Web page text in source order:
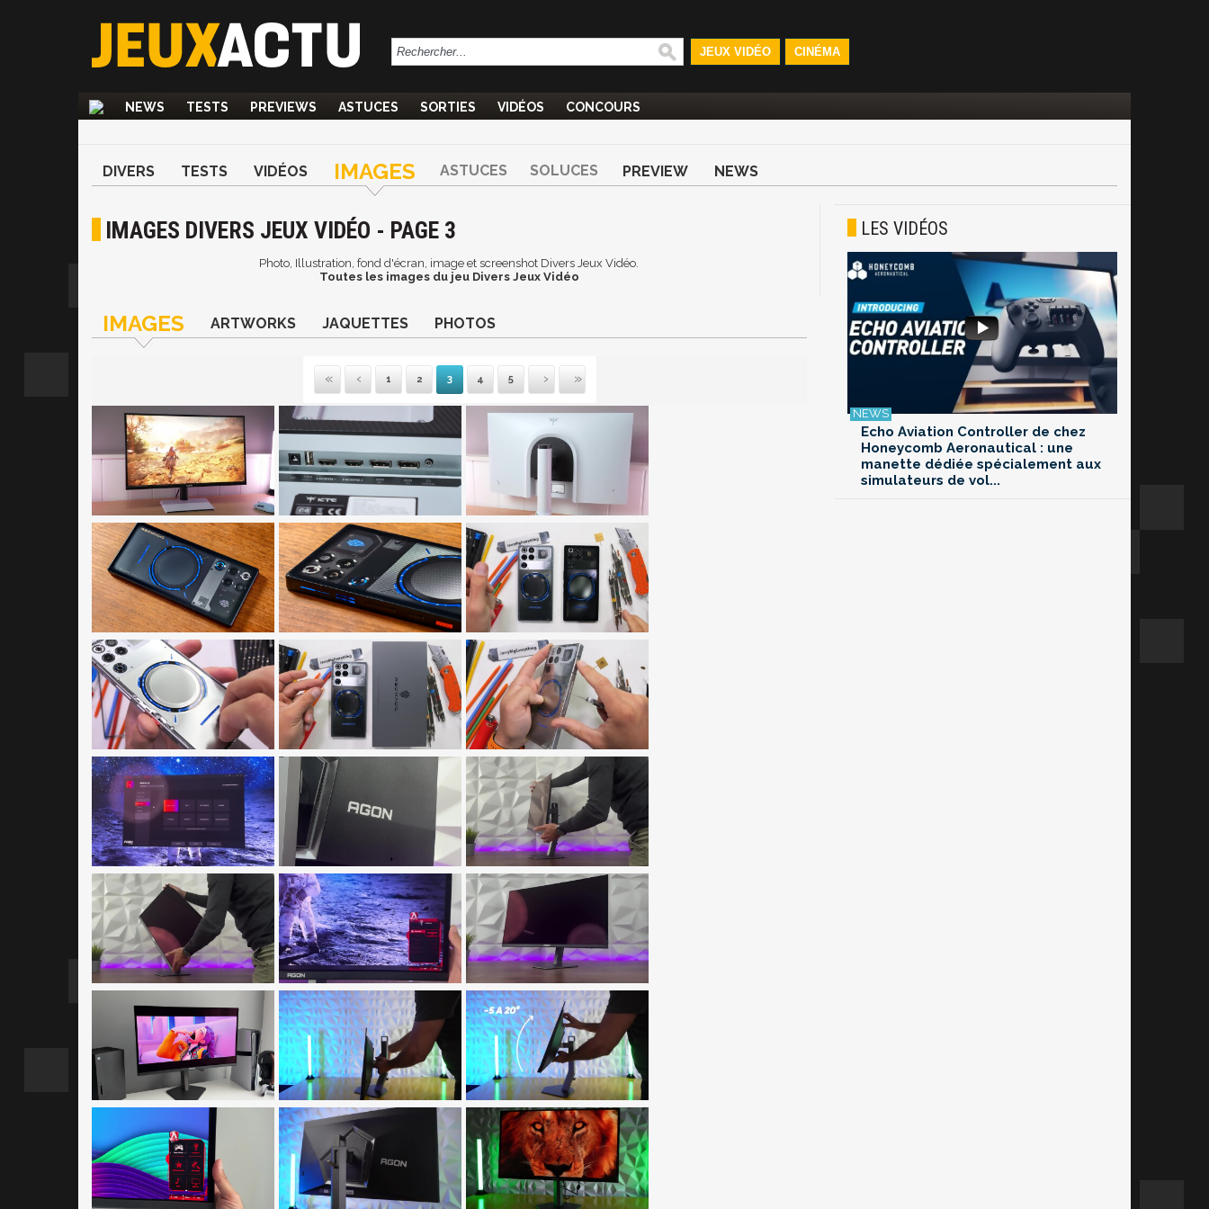
JEUX VIDÉO CINÉMA
NEWS TESTS PREVIEWS ASTUCES SORTIES VIDÉOS CONCOURS
DIVERS TESTS VIDÉOS IMAGES ASTUCES SOLUCES PREVIEW NEWS
IMAGES DIVERS JEUX VIDÉO - PAGE 3
Photo, Illustration, fond d'écran, image et screenshot Divers Jeux Vidéo.
Toutes les images du jeu Divers Jeux Vidéo
IMAGES ARTWORKS JAQUETTES PHOTOS
Première
Précédente
1 2 3 4 5
Suivante
Dernière
LES VIDÉOS
Echo Aviation Controller de chez
Honeycomb Aeronautical : une
manette dédiée spécialement aux
simulateurs de vol...